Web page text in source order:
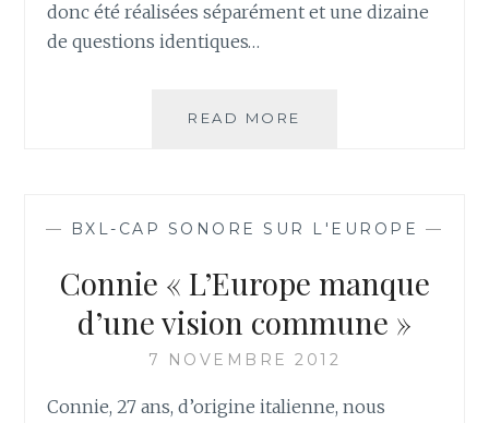
donc été réalisées séparément et une dizaine
de questions identiques…
READ MORE
— BXL-CAP SONORE SUR L'EUROPE —
Connie « L’Europe manque
d’une vision commune »
7 NOVEMBRE 2012
Connie, 27 ans, d’origine italienne, nous